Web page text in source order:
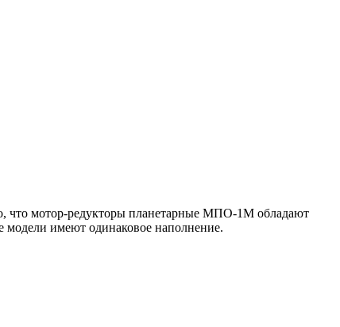
что мотор-редукторы планетарные МПО-1М обладают
имеют одинаковое наполнение.